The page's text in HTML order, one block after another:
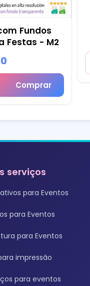
Fundos
Festas - M2
Comprar
serviços
para Eventos
para Eventos
para Eventos
impressão
para eventos